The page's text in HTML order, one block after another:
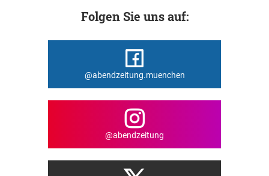
Folgen Sie uns auf:
@abendzeitung.muenchen
@abendzeitung